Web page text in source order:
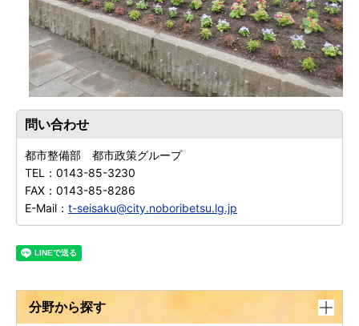
問い合わせ
都市整備部 都市政策グループ
TEL： 0143-85-3230
FAX： 0143-85-8286
E-Mail： t-seisaku@city.noboribetsu.lg.jp
分野から探す